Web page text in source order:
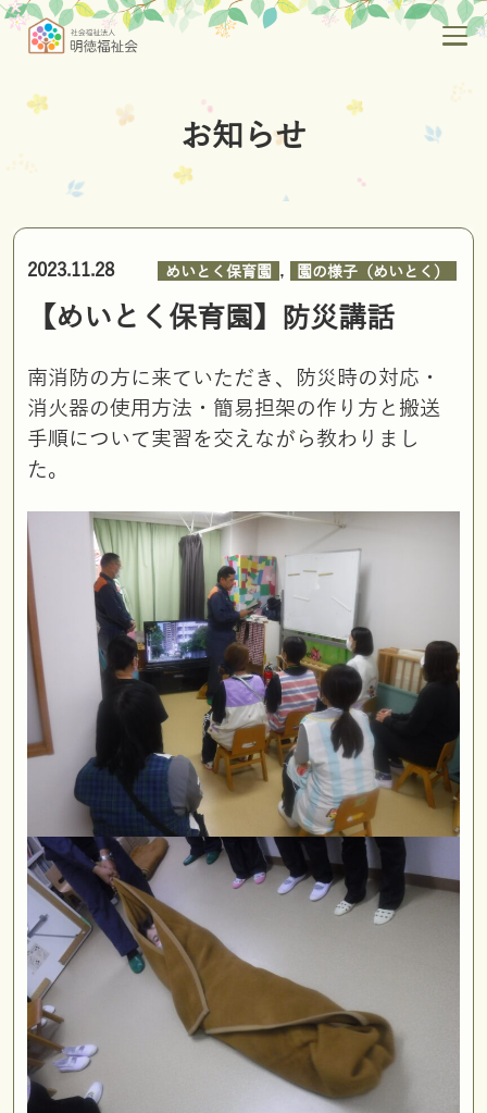
お知らせ
2023.11.28 めいとく保育園 , 園の様子（めいとく）
【めいとく保育園】防災講話
南消防の方に来ていただき、防災時の対応・
消火器の使用方法・簡易担架の作り方と搬送
手順について実習を交えながら教わりまし
た。